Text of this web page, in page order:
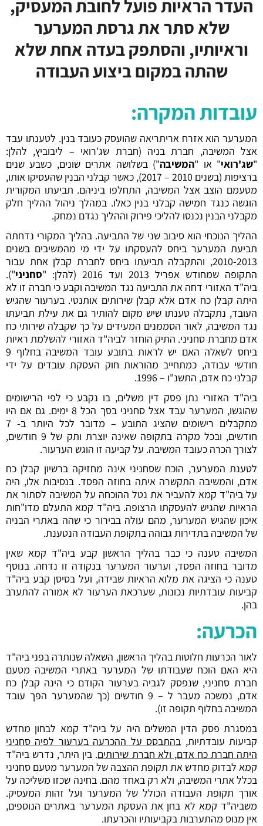
העדר הראיות פועל לחובת המעסיק,
שלא סתר את גרסת המערער
וראיותיו, והסתפק בעדה אחת שלא
שהתה במקום ביצוע העבודה
עובדות המקרה:
המערער הוא אזרח אריתריאה שהועסק כעובד בנין. לטענתו עבד
אצל המשיבה, חברת בניה (חברת שג'רואי – ליבוביץ, להלן:
"שג'רואי" או "המשיבה") בשלושה אתרים שונים, כשבע שנים
ברציפות (בשנים 2010 – 2017), כאשר קבלני הבנין שהעסיקו אותו,
מטעמם הוצב אצל המשיבה, התחלפו ביניהם. תביעתו המקורית
הוגשה כנגד חמישה קבלני בנין כאלו. במהלך ניהול ההליך חלק
מקבלני הבנין נכנסו להליכי פירוק וההליך נגדם נמחק.
ההליך הנוכחי הוא סיבוב שני של התביעה. בהליך המקורי נדחתה
תביעת המערער ביחס להעסקתו על ידי מי מהמשיבים בשנים
2010-2013, והתקבלה תביעתו ביחס לחברת קבלן אחת עבור
התקופה שמחודש אפריל 2013 ועד 2016 (להלן: "
סחניני").
ביה"ד האזורי דחה את התביעה נגד המשיבה וקבע כי חברה זו לא
היתה קבלן כח אדם אלא קבלן שירותים אותנטי. בערעור שהגיש
העובד, נתקבלה טענתו שיש מקום להותיר גם את עילת תביעתו
נגד המשיבה, לאור הסממנים המעידים על כך שקבלה שירותי כח
אדם מחברת סחניני. התיק הוחזר לביה"ד האזורי להשלמת ראיות
ביחס לשאלה האם יש לראות בתובע עובד המשיבה בחלוף 9
חודשי עבודה, כמתחייב מהוראות חוק העסקת עובדים על ידי
קבלני כח אדם, התשנ"ו – 1996.
ביה"ד האזורי נתן פסק דין משלים, בו נקבע כי לפי הרישומים
שהוגשו, המערער עבד אצל סחניני בסך הכל 8 ימים. גם אם היו
מתקבלים רישומים שהציג התובע – מדובר לכל היותר ב- 7
חודשים, ובכל מקרה בתקופה שאינה יוצרת ותק של 9 חודשים,
לצורך הכרה כעובד המשיבה. על קביעה זו הוגש הערעור.
לטענת המערער, הוכח שסחניני אינה מחזיקה ברשיון קבלן כח
אדם, והמשיבה התקשרה איתה בחוזה הפסד. בנסיבות אלו, היה
על ביה"ד קמא להעביר את נטל ההוכחה על המשיבה לסתור את
הראיות שהגיש להעסקתו הרצופה. ביה"ד קמא התעלם מדו"חות
איכון שהגיש המערער, מהם עולה בבירור כי שהה באתרי הבניה
של המשיבה בתדירות גבוהה בתקופת העבודה הנטענת.
המשיבה טענה כי כבר בהליך הראשון קבע ביה"ד קמא שאין
מדובר בחוזה הפסד, וערעור המערער בנקודה זו נדחה. בנוסף
טענה כי הציגה את מלוא הראיות שבידה, ועל בסיסן קבע ביה"ד
קביעות עובדתיות נכונות, שערכאת הערעור לא אמורה להתערב
בהן.
הכרעה:
לאור הכרעות חלוטות בהליך הראשון, השאלה שנותרה בפני ביה"ד
היא האם הוכח שעבודתו של המערער באתרי המשיבה מטעם
חברת סחניני, שנפסק לגביה בערעור הקודם כי הינה קבלן כח
אדם, נמשכה מעבר ל – 9 חודשים (כך שהמערער הפך עובד
המשיבה בחלוף תקופה זו).
במסגרת פסק הדין המשלים היה על ביה"ד קמא לבחון מחדש
קביעות עובדתיות, בהתבסס על ההכרעה בערעור לפיה סחניני
היתה חברת כח אדם, ולא חברת שירותים. בין היתר, נדרש ביה"ד
קמא לבדוק מחדש את תקופת ההצבה של המערער מטעם סחניני
בכלל אתרי המשיבה, ולא רק באחד מהם. בחינה שכזו משליכה על
אורך תקופת העבודה הכולל של המערער ועל זהות המעסיק.
משביה"ד קמא לא בחן את העסקת המערער באתרים הנוספים,
אין מנוס מהתערבות בקביעותיו והכרעתו.